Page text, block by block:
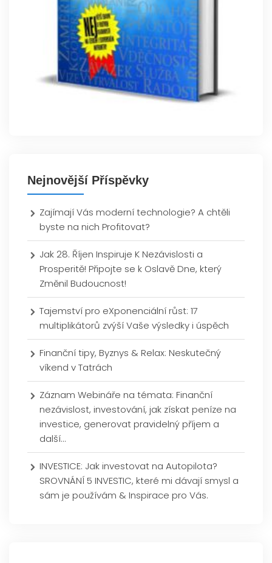
Nejnovější Příspěvky
Zajímají Vás moderní technologie? A chtěli
byste na nich Profitovat?
Jak 28. Říjen Inspiruje K Nezávislosti a
Prosperitě! Připojte se k Oslavě Dne, který
Změnil Budoucnost!
Tajemství pro eXponenciální růst: 17
multiplikátorů zvýší Vaše výsledky i úspěch
Finanční tipy, Byznys & Relax: Neskutečný
víkend v Tatrách
Záznam Webináře na témata: Finanční
nezávislost, investování, jak získat peníze na
investice, generovat pravidelný příjem a
další…
INVESTICE: Jak investovat na Autopilota?
SROVNÁNÍ 5 INVESTIC, které mi dávají smysl a
sám je používám & Inspirace pro Vás.